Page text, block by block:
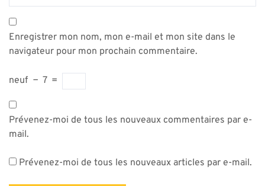
Enregistrer mon nom, mon e-mail et mon site dans le
navigateur pour mon prochain commentaire.
neuf − 7 =
Prévenez-moi de tous les nouveaux commentaires par e-
mail.
Prévenez-moi de tous les nouveaux articles par e-mail.